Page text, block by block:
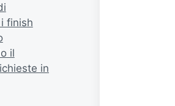
finish
il
in